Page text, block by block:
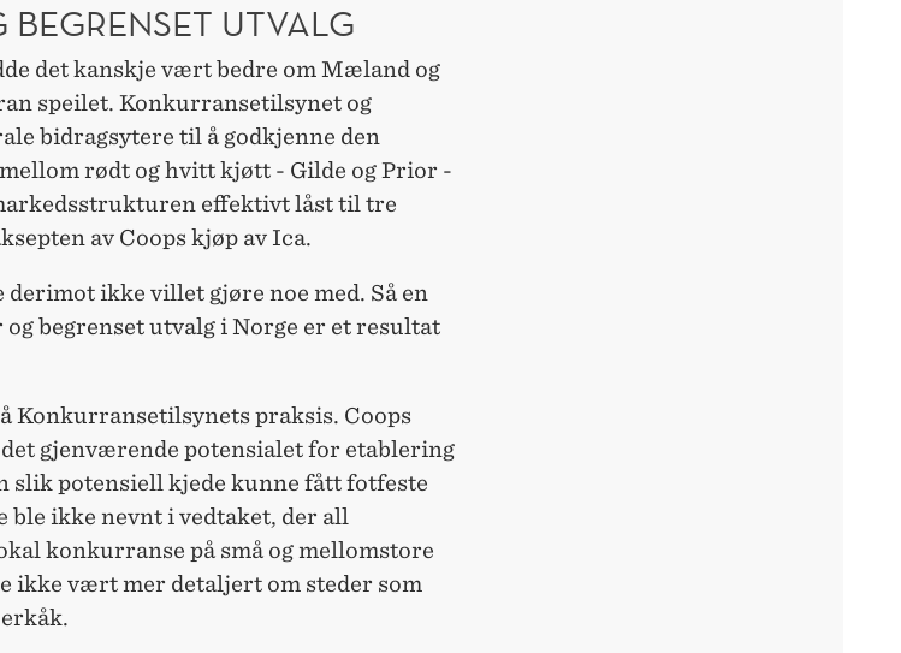
UTVALG
det kanskje vært bedre om Mæland og
speilet. Konkurransetilsynet og
bidragsytere til å godkjenne den
rødt og hvitt kjøtt - Gilde og Prior -
effektivt låst til tre
av Coops kjøp av Ica.
ikke villet gjøre noe med. Så en
begrenset utvalg i Norge er et resultat
Konkurransetilsynets praksis. Coops
gjenværende potensialet for etablering
slik potensiell kjede kunne fått fotfeste
ble ikke nevnt i vedtaket, der all
konkurranse på små og mellomstore
ikke vært mer detaljert om steder som